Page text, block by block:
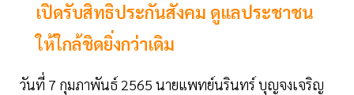
เปิดรับสิทธิประกันสังคม ดูแลประชาชน
ให้ใกล้ชิดยิ่งกว่าเดิม
วันที่ 7 กุมภาพันธ์ 2565 นายแพทย์นรินทร์ บุญจงเจริญ